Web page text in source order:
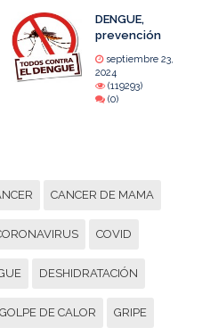
DENGUE,
prevención
septiembre 23,
2024
(119293)
(0)
CANCER DE MAMA
COVID
DESHIDRATACIÓN
GOLPE DE CALOR GRIPE